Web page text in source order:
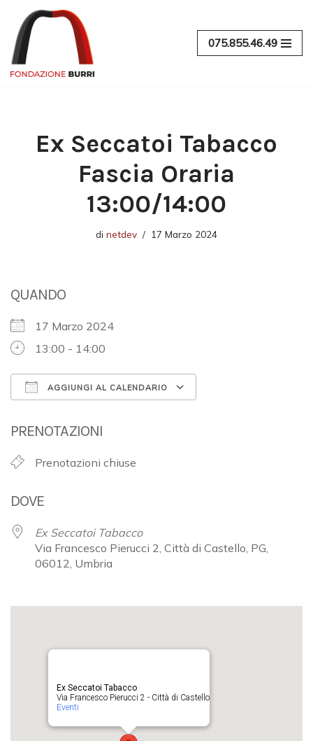
Vai
al
contenuto
075.855.46.49
Ex Seccatoi Tabacco
Fascia Oraria
13:00/14:00
di netdev 17 Marzo 2024
QUANDO
17 Marzo 2024
13:00 - 14:00
AGGIUNGI AL CALENDARIO
PRENOTAZIONI
Prenotazioni chiuse
DOVE
Ex Seccatoi Tabacco
Via Francesco Pierucci 2, Città di Castello, PG,
06012, Umbria
Ex Seccatoi Tabacco
Via Francesco Pierucci 2 - Città di Castello
Eventi